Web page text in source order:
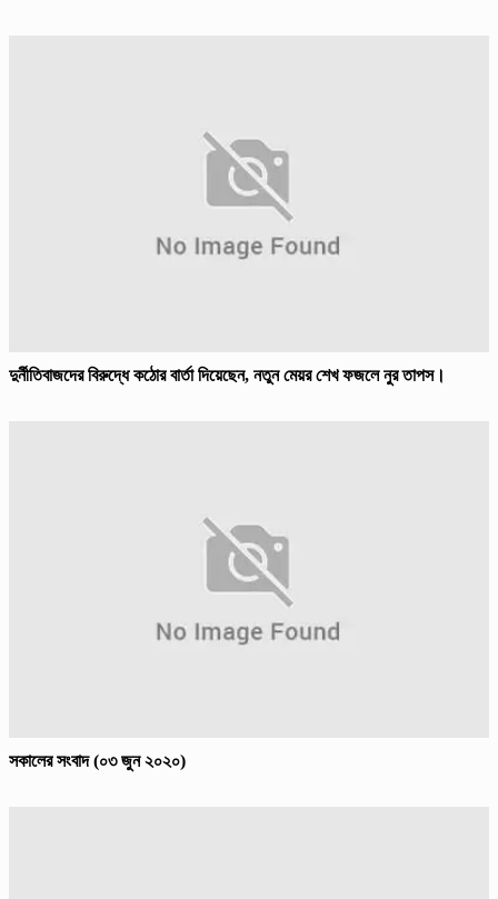
দুর্নীতিবাজদের বিরুদ্ধে কঠোর বার্তা দিয়েছেন, নতুন মেয়র শেখ ফজলে নুর তাপস।
সকালের সংবাদ (০৩ জুন ২০২০)